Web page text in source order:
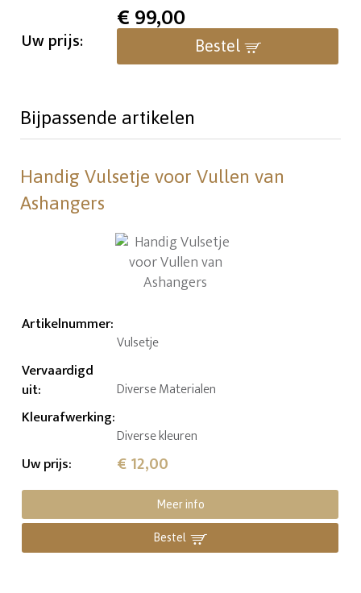
Uw prijs:
€99,00
Bestel
Bijpassende artikelen
Handig Vulsetje voor Vullen van
Ashangers
Artikelnummer:
Vulsetje
Vervaardigd
uit: Diverse Materialen
Kleurafwerking:
Diverse kleuren
Uw prijs: € 12,00
Meer info
Bestel